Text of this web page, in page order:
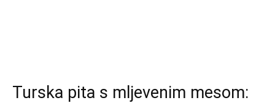
Turska pita s mljevenim mesom: